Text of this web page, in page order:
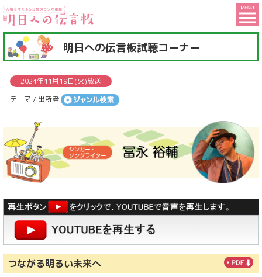
人
権
を
考
え
る
5
分
間
の
ラ
ジ
こ
こ
か
ら
ン
テ
ン
ツ
で
す
明日への伝言板試聴コーナー
2024年11月19日(火)放送
テーマ / 出所者
つながる明るい未来へ